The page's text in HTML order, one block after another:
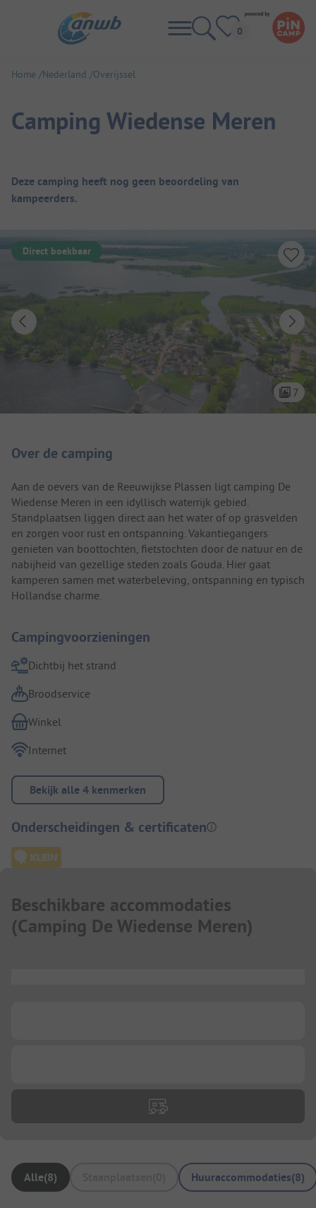
Home Nederland Overijssel
Camping Wiedense Meren
Camping overzicht
Deze camping heeft nog geen beoordeling van
kampeerders.
Direct boekbaar
7
Over de camping
Aan de oevers van de Reeuwijkse Plassen ligt camping De
Wiedense Meren in een idyllisch waterrijk gebied.
Standplaatsen liggen direct aan het water of op grasvelden
en zorgen voor rust en ontspanning. Vakantiegangers
genieten van boottochten, fietstochten door de natuur en de
nabijheid van gezellige steden zoals Gouda. Hier gaat
kamperen samen met waterbeleving, ontspanning en typisch
Hollandse charme.
Campingvoorzieningen
Dichtbij het strand
Broodservice
Winkel
Internet
Bekijk alle 4 kenmerken
Onderscheidingen & certificaten
Beschikbare accommodaties
(Camping De Wiedense Meren)
Alle(8) Huuraccommodaties(8)